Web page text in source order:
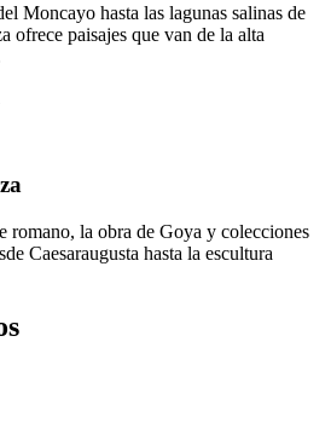
Moncayo hasta las lagunas salinas de
ofrece paisajes que van de la alta
romano, la obra de Goya y colecciones
Caesaraugusta hasta la escultura